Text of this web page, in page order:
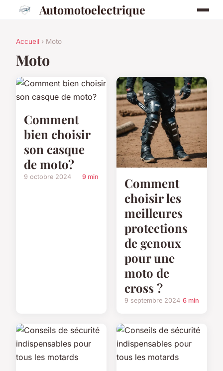
Automotoelectrique
Accueil › Moto
Moto
Comment
bien choisir
son casque
de moto?
9 octobre 2024 9 min
Comment
choisir les
meilleures
protections
de genoux
pour une
moto de
cross ?
9 septembre 2024 6 min